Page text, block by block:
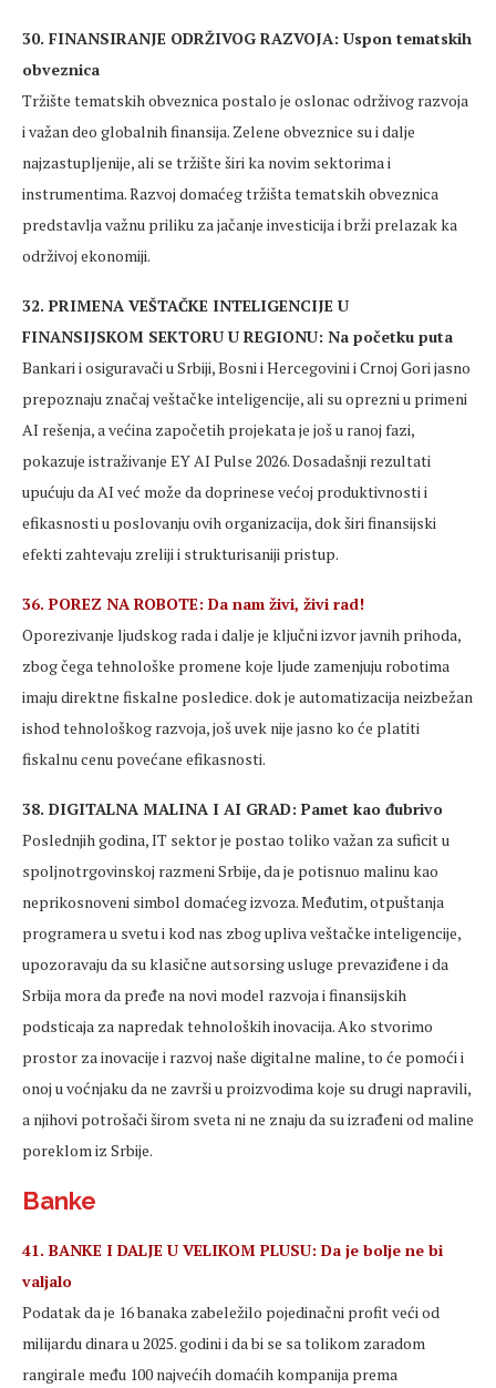
30. FINANSIRANJE ODRŽIVOG RAZVOJA: Uspon tematskih
obveznica
Tržište tematskih obveznica postalo je oslonac održivog razvoja
i važan deo globalnih finansija. Zelene obveznice su i dalje
najzastupljenije, ali se tržište širi ka novim sektorima i
instrumentima. Razvoj domaćeg tržišta tematskih obveznica
predstavlja važnu priliku za jačanje investicija i brži prelazak ka
održivoj ekonomiji.
32. PRIMENA VEŠTAČKE INTELIGENCIJE U
FINANSIJSKOM SEKTORU U REGIONU: Na početku puta
Bankari i osiguravači u Srbiji, Bosni i Hercegovini i Crnoj Gori jasno
prepoznaju značaj veštačke inteligencije, ali su oprezni u primeni
AI rešenja, a većina započetih projekata je još u ranoj fazi,
pokazuje istraživanje EY AI Pulse 2026. Dosadašnji rezultati
upućuju da AI već može da doprinese većoj produktivnosti i
efikasnosti u poslovanju ovih organizacija, dok širi finansijski
efekti zahtevaju zreliji i strukturisaniji pristup.
36. POREZ NA ROBOTE: Da nam živi, živi rad!
Oporezivanje ljudskog rada i dalje je ključni izvor javnih prihoda,
zbog čega tehnološke promene koje ljude zamenjuju robotima
imaju direktne fiskalne posledice. dok je automatizacija neizbežan
ishod tehnološkog razvoja, još uvek nije jasno ko će platiti
fiskalnu cenu povećane efikasnosti.
38. DIGITALNA MALINA I AI GRAD: Pamet kao đubrivo
Poslednjih godina, IT sektor je postao toliko važan za suficit u
spoljnotrgovinskoj razmeni Srbije, da je potisnuo malinu kao
neprikosnoveni simbol domaćeg izvoza. Međutim, otpuštanja
programera u svetu i kod nas zbog upliva veštačke inteligencije,
upozoravaju da su klasične autsorsing usluge prevaziđene i da
Srbija mora da pređe na novi model razvoja i finansijskih
podsticaja za napredak tehnoloških inovacija. Ako stvorimo
prostor za inovacije i razvoj naše digitalne maline, to će pomoći i
onoj u voćnjaku da ne završi u proizvodima koje su drugi napravili,
a njihovi potrošači širom sveta ni ne znaju da su izrađeni od maline
poreklom iz Srbije.
Banke
41. BANKE I DALJE U VELIKOM PLUSU: Da je bolje ne bi
valjalo
Podatak da je 16 banaka zabeležilo pojedinačni profit veći od
milijardu dinara u 2025. godini i da bi se sa tolikom zaradom
rangirale među 100 najvećih domaćih kompanija prema